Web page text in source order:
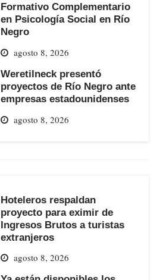
Formativo Complementario
en Psicología Social en Río
Negro
agosto 8, 2026
Weretilneck presentó
proyectos de Río Negro ante
empresas estadounidenses
agosto 8, 2026
Hoteleros respaldan
proyecto para eximir de
Ingresos Brutos a turistas
extranjeros
agosto 8, 2026